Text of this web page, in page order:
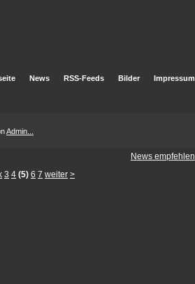
News RSS-Feeds Bilder Impressum
Admin...
News empfehlen
3 4 (5) 6 7 weiter >